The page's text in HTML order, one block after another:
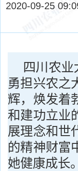
2020-09-25
四川农
勇担兴农之
辉，焕发着
和建功立业
展理念和世
的精神财富
她健康成长。